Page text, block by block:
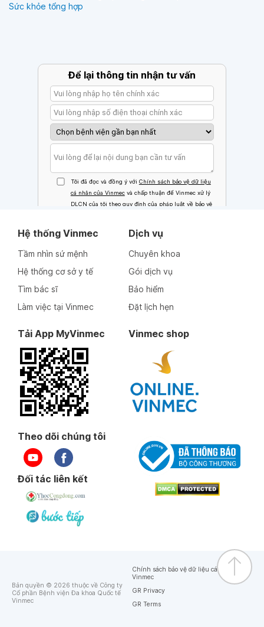
Sức khỏe tổng hợp
Hệ thống Vinmec
Tầm nhìn sứ mệnh
Hệ thống cơ sở y tế
Tìm bác sĩ
Làm việc tại Vinmec
Dịch vụ
Chuyên khoa
Gói dịch vụ
Bảo hiểm
Đặt lịch hẹn
Tải App MyVinmec Vinmec shop
Theo dõi chúng tôi
Đối tác liên kết
Bản quyền © 2026 thuộc về Công ty
Cổ phần Bệnh viện Đa khoa Quốc tế
Vinmec
Chính sách bảo vệ dữ liệu cá nhân của
Vinmec
GR Privacy
GR Terms